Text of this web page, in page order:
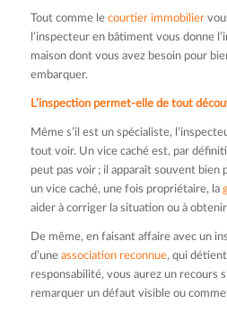
Tout comme le courtier immobilier
l’inspecteur en bâtiment vous donne
maison dont vous avez besoin pour
embarquer.
L’inspection permet-elle de tout
Même s’il est un spécialiste,
tout voir. Un vice caché est, par
peut pas voir ; il apparaît souvent bien
un vice caché, une fois propriétaire, la
aider à corriger la situation ou à
De même, en faisant affaire avec un
d’une association reconnue, qui
responsabilité, vous aurez un recours
remarquer un défaut visible ou